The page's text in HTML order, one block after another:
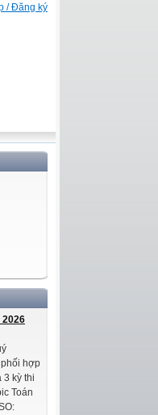
/ Đăng ký
2026
phối hợp
3 kỳ thi
Toán